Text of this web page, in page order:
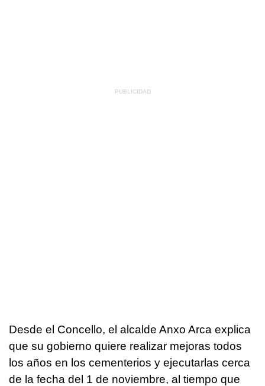
Desde el Concello, el alcalde Anxo Arca explica
que su gobierno quiere realizar mejoras todos
los años en los cementerios y ejecutarlas cerca
de la fecha del 1 de noviembre, al tiempo que